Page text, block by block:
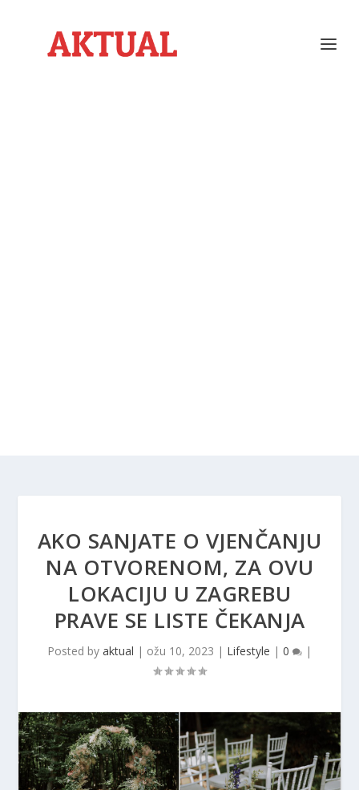
AKO SANJATE O VJENČANJU
NA OTVORENOM, ZA OVU
LOKACIJU U ZAGREBU
PRAVE SE LISTE ČEKANJA
Posted by aktual | ožu 10, 2023 | Lifestyle | 0 |